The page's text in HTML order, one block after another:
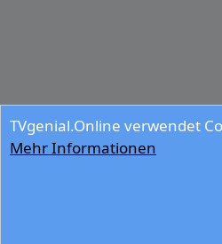
TVgenial.Online verwendet
Mehr Informationen